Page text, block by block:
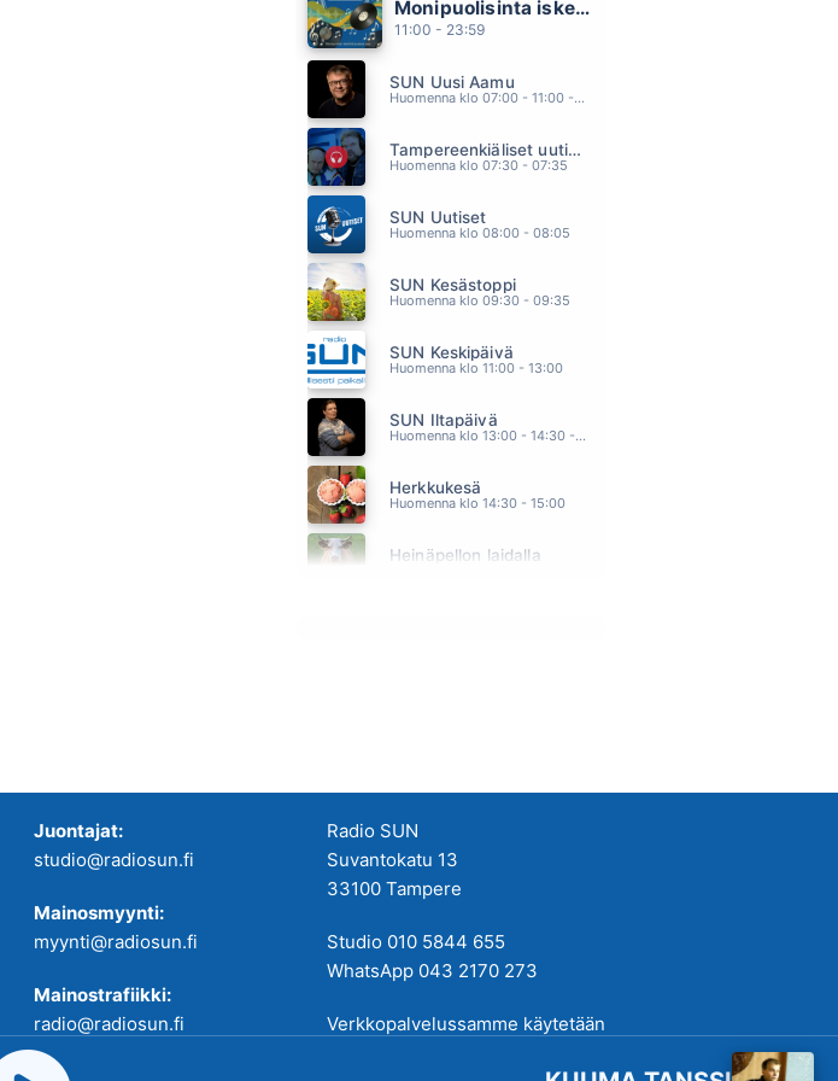
HAUDANVAKAVAA
KIROSANOJA
HASARDI
KUN OLET POISSA
MAALAISPOIKA OON
Monipuolisinta iskelmää ja parasta poppia
11:00 - 23:59
SUN Uusi Aamu
Huomenna klo 07:00 - 11:00 - Studiossa: Kimmo Hoivassilta
Tampereenkiäliset uutiset
Huomenna klo 07:30 - 07:35
SUN Uutiset
Huomenna klo 08:00 - 08:05
SUN Kesästoppi
Huomenna klo 09:30 - 09:35
SUN Keskipäivä
Huomenna klo 11:00 - 13:00
SUN Iltapäivä
Huomenna klo 13:00 - 14:30 - Studiossa: Kaisu Lämsä
Herkkukesä
Huomenna klo 14:30 - 15:00
Heinäpellon laidalla
Juontajat:
studio@radiosun.fi
Mainosmyynti:
myynti@radiosun.fi
Mainostrafiikki:
radio@radiosun.fi
Radio SUN
Suvantokatu 13
33100 Tampere
Studio 010 5844 655
WhatsApp 043 2170 273
Verkkopalvelussamme käytetään